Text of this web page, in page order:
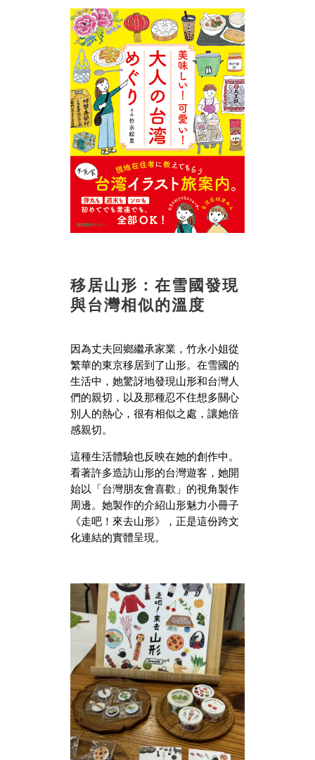
移居山形：在雪國發現
與台灣相似的溫度
因為丈夫回鄉繼承家業，竹永小姐從
繁華的東京移居到了山形。在雪國的
生活中，她驚訝地發現山形和台灣人
們的親切，以及那種忍不住想多關心
別人的熱心，很有相似之處，讓她倍
感親切。
這種生活體驗也反映在她的創作中。
看著許多造訪山形的台灣遊客，她開
始以「台灣朋友會喜歡」的視角製作
周邊。她製作的介紹山形魅力小冊子
《走吧！來去山形》，正是這份跨文
化連結的實體呈現。